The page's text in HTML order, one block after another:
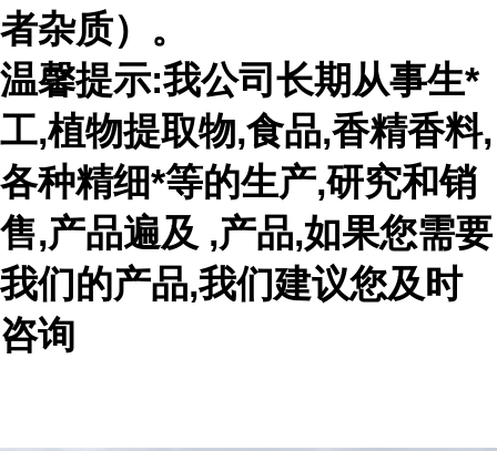
者杂质）。
温馨提示:我公司长期从事生*
工,植物提取物,食品,香精香料,
各种精细*等的生产,研究和销
售,产品遍及 ,产品,如果您需要
我们的产品,我们建议您及时
咨询